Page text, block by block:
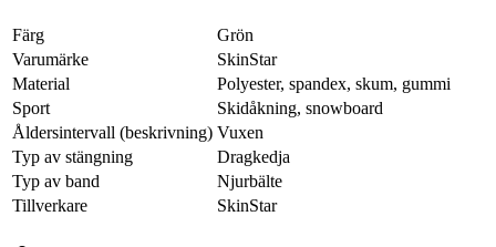
Färg
Grön
Varumärke
SkinStar
Material
Polyester, spandex, skum, gummi
Sport
Skidåkning, snowboard
Åldersintervall (beskrivning) Vuxen
Typ av stängning
Dragkedja
Typ av band
Njurbälte
Tillverkare
SkinStar